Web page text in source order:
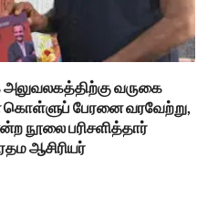
வருகை
கொள்ளுப் பேரனை வரவேற்று,
நூலை பரிசளித்தார்
ஆசிரியர்